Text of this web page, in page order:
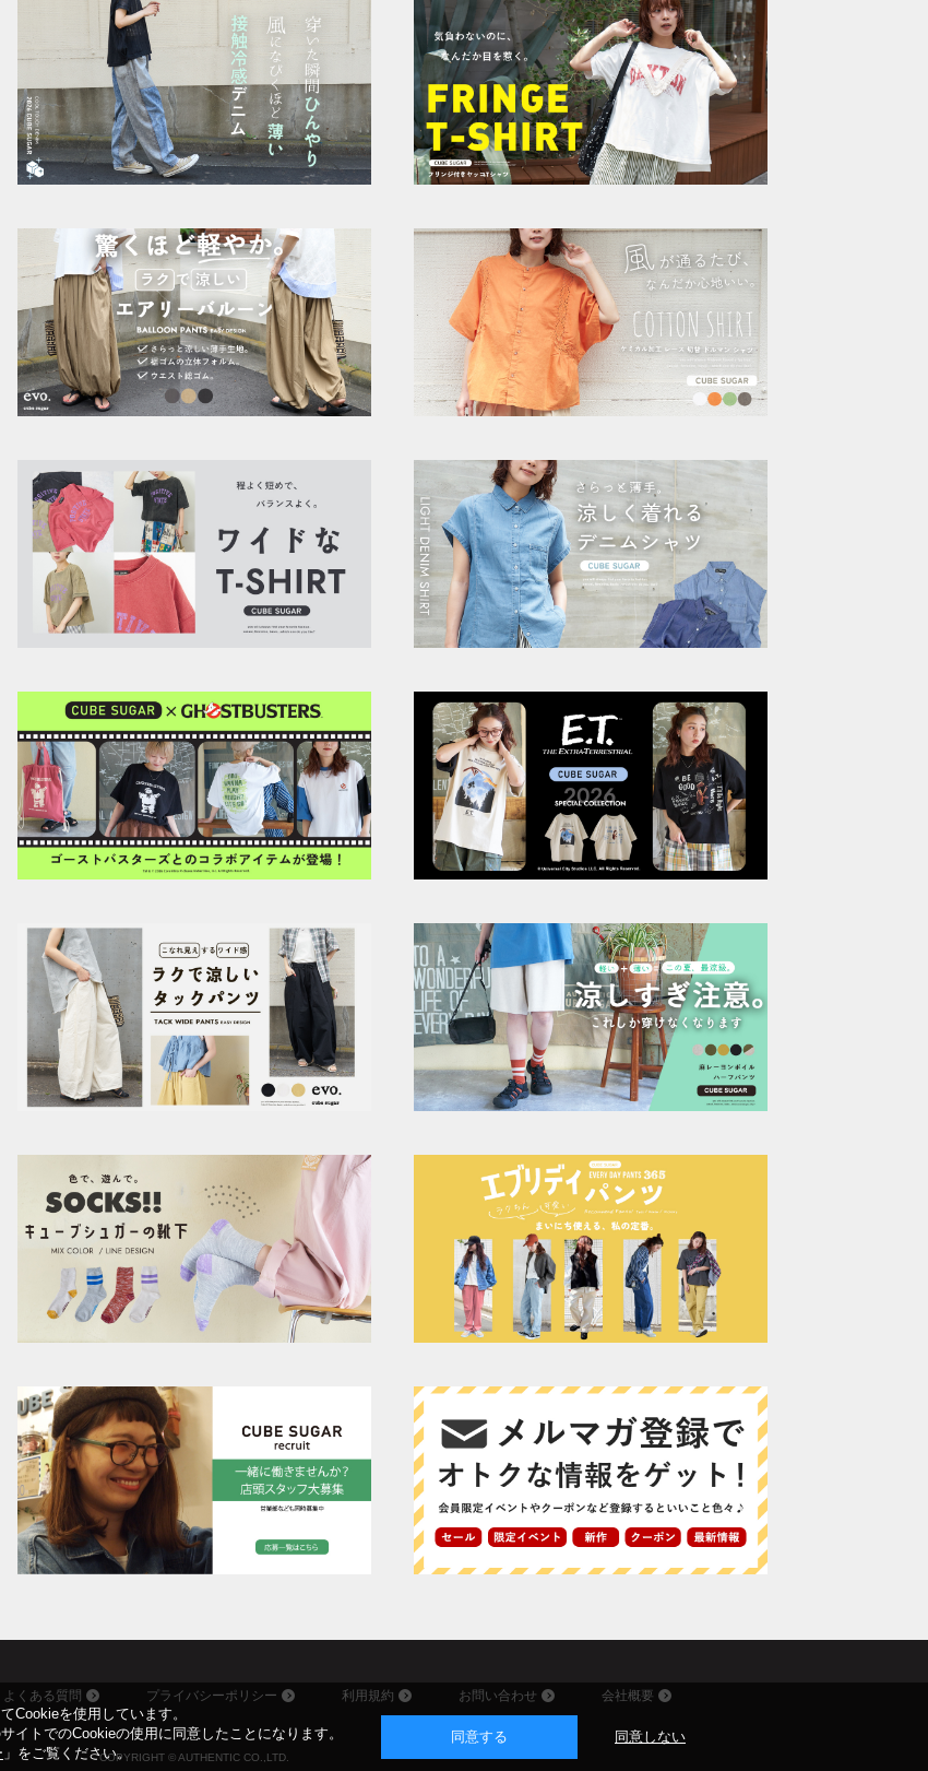
よくある質問 プライバシーポリシー 利用規約 お問い合わせ 会社概要
COPYRIGHT © AUTHENTIC CO.,LTD.
Cookieを使用しています。
イトでのCookieの使用に同意したことになります。
」をご覧ください。
同意する 同意しない